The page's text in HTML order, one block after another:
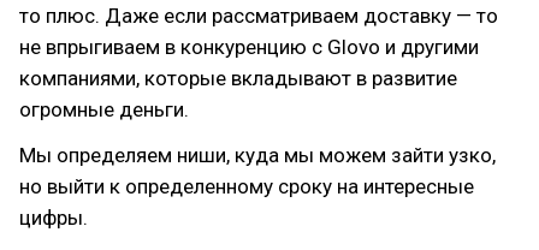
то плюс. Даже если рассматриваем доставку — то
не впрыгиваем в конкуренцию с Glovo и другими
компаниями, которые вкладывают в развитие
огромные деньги.
Мы определяем ниши, куда мы можем зайти узко,
но выйти к определенному сроку на интересные
цифры.